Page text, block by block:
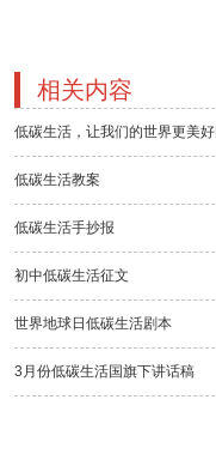
相关内容
低碳生活，让我们的世界更美
低碳生活教案
低碳生活手抄报
初中低碳生活征文
世界地球日低碳生活剧本
3月份低碳生活国旗下讲话稿